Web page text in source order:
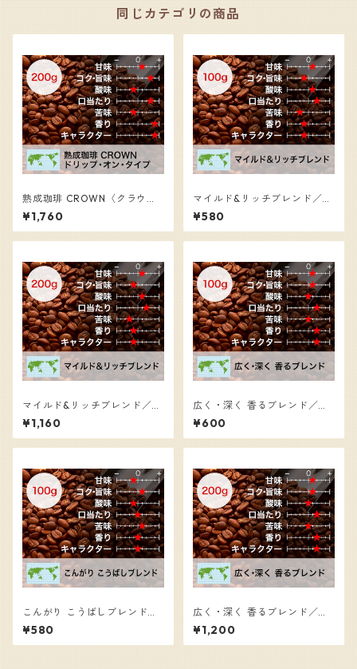
同じカテゴリの商品
熟成珈琲 CROWN〈クラウ
ン〉／コーヒー豆（200g）
¥1,760
マイルド&リッチブレンド／コ
ーヒー豆（100g）
¥580
マイルド&リッチブレンド／コ
ーヒー豆（200g）
¥1,160
広く・深く 香るブレンド／コ
ーヒー豆（100g）
¥600
こんがり こうばしブレンド／
コーヒー豆（100g）
¥580
広く・深く 香るブレンド／コ
ーヒー豆（200g）
¥1,200